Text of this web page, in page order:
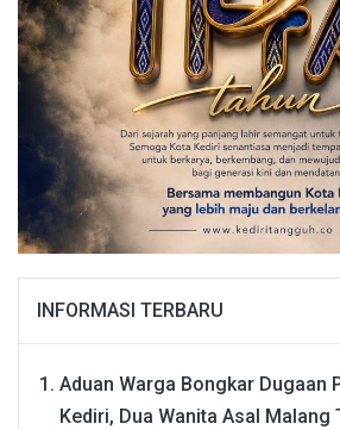
INFORMASI TERBARU
Aduan Warga Bongkar Dugaan
Kediri, Dua Wanita Asal Malang